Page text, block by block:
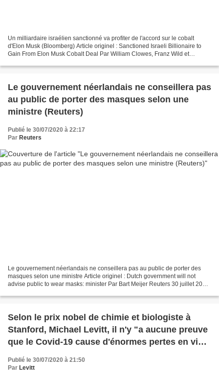
Un milliardaire israélien sanctionné va profiter de l'accord sur le cobalt
d'Elon Musk (Bloomberg) Article originel : Sanctioned Israeli Billionaire to
Gain From Elon Musk Cobalt Deal Par William Clowes, Franz Wild et
Le gouvernement néerlandais ne conseillera pas
au public de porter des masques selon une
ministre (Reuters)
Publié le 30/07/2020 à 22:17
Par Reuters
Le gouvernement néerlandais ne conseillera pas au public de porter des
masques selon une ministre Article originel : Dutch government will not
advise public to wear masks: minister Par Bart Meijer Reuters 30 juillet 2020
Selon le prix nobel de chimie et biologiste à
Stanford, Michael Levitt, il n'y "a aucune preuve
que le Covid-19 cause d'énormes pertes en vies
humaines"
Publié le 30/07/2020 à 21:50
Par Levitt